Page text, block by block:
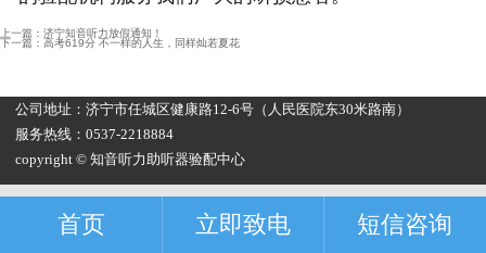
上一篇： 济宁知音听力放假通知！
下一篇： 高考619分 不一样的人生，同样灿若夏花
公司地址：济宁市任城区健康路12-6号（人民医院东30米路南）
服务热线：0537-2218884
copyright © 知音听力助听器验配中心
首页 立即致电 短信咨询